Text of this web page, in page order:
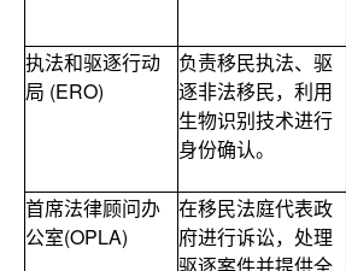
执法和驱逐行动
局 (ERO)
负责移民执法、驱
逐非法移民，利用
生物识别技术进行
身份确认。
首席法律顾问办
公室(OPLA)
在移民法庭代表政
府进行诉讼，处理
驱逐案件并提供全